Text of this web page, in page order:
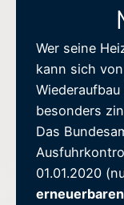
Wer seine
kann sich
besonders
Das
01.01.2020